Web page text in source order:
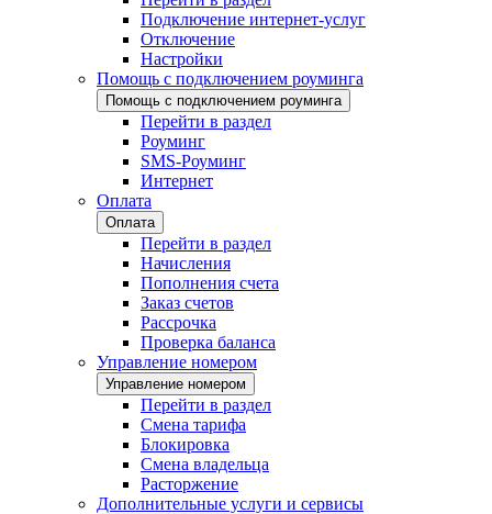
Подключение интернет-услуг
Отключение
Настройки
Помощь с подключением роуминга
Помощь с подключением роуминга
Перейти в раздел
Роуминг
SMS-Роуминг
Интернет
Оплата
Оплата
Перейти в раздел
Начисления
Пополнения счета
Заказ счетов
Рассрочка
Проверка баланса
Управление номером
Управление номером
Перейти в раздел
Смена тарифа
Блокировка
Смена владельца
Расторжение
Дополнительные услуги и сервисы